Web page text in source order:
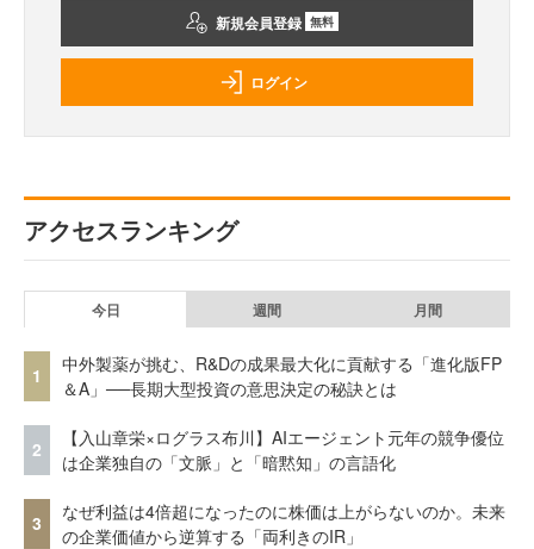
新規会員登録 無料
ログイン
アクセスランキング
今日 週間 月間
1
中外製薬が挑む、R&Dの成果最大化に貢献する「進化版FP
＆A」──長期大型投資の意思決定の秘訣とは
2
【入山章栄×ログラス布川】AIエージェント元年の競争優位
は企業独自の「文脈」と「暗黙知」の言語化
3
なぜ利益は4倍超になったのに株価は上がらないのか。未来
の企業価値から逆算する「両利きのIR」